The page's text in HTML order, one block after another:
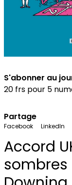
S'abonner au
20 frs pour 5
Partage
Facebook LinkedIn
Accord